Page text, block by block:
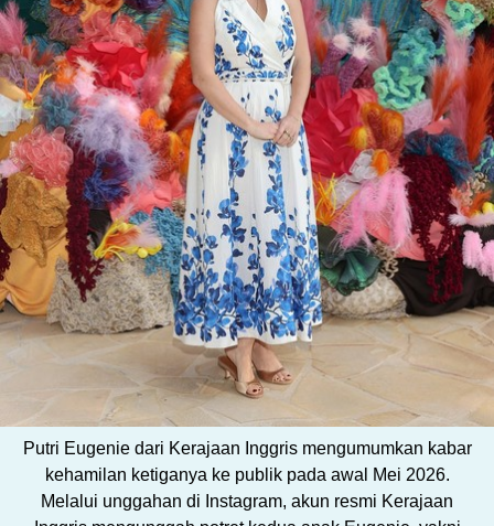
Putri Eugenie dari Kerajaan Inggris mengumumkan kabar
kehamilan ketiganya ke publik pada awal Mei 2026.
Melalui unggahan di Instagram, akun resmi Kerajaan